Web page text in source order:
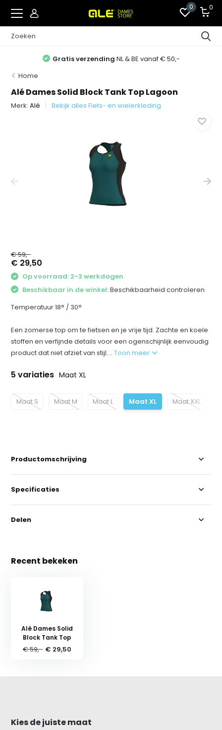
0 0
Gratis verzending NL & BE vanaf € 50,-
Home
Alé Dames Solid Block Tank Top Lagoon
Merk:Alé Bekijk alles Fiets- en wielerkleding
€ 59,-
€ 29,50
Op voorraad: 2-3 werkdagen
Beschikbaar in de winkel:Beschikbaarheid controleren
Temperatuur 18° / 30°
Een zomerse top om te fietsen en je vrije tijd. Zachte en koele
stoffen en verfijnde details voor een ogenschijnlijk eenvoudig
product dat niet afziet van stijl....Toon meer
5 variaties Maat XL
Maat S Maat M Maat L Maat XL Maat XXL
Productomschrijving
Specificaties
Delen
Recent bekeken
Alé Dames Solid
Block Tank Top
€ 59,- € 29,50
Kies de juiste maat